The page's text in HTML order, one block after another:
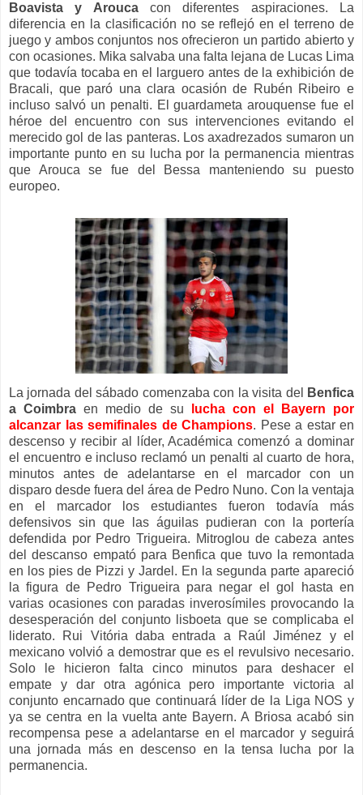
Boavista y Aroucacon diferentes aspiraciones. La
diferencia en la clasificación no se reflejó en el terreno de
juego y ambos conjuntos nos ofrecieron un partido abierto y
con ocasiones. Mika salvaba una falta lejana de Lucas Lima
que todavía tocaba en el larguero antes de la exhibición de
Bracali, que paró una clara ocasión de Rubén Ribeiro e
incluso salvó un penalti. El guardameta arouquense fue el
héroe del encuentro con sus intervenciones evitando el
merecido gol de las panteras. Los axadrezados sumaron un
importante punto en su lucha por la permanencia mientras
que Arouca se fue del Bessa manteniendo su puesto
europeo.
La jornada del sábado comenzaba con la visita del
Benfica
a Coimbra en medio de su
lucha con el Bayern por
alcanzar las semifinales de Champions. Pese a estar en
descenso y recibir al líder, Académica comenzó a dominar
el encuentro e incluso reclamó un penalti al cuarto de hora,
minutos antes de adelantarse en el marcador con un
disparo desde fuera del área de Pedro Nuno. Con la ventaja
en el marcador los estudiantes fueron todavía más
defensivos sin que las águilas pudieran con la portería
defendida por Pedro Trigueira. Mitroglou de cabeza antes
del descanso empató para Benfica que tuvo la remontada
en los pies de Pizzi y Jardel. En la segunda parte apareció
la figura de Pedro Trigueira para negar el gol hasta en
varias ocasiones con paradas inverosímiles provocando la
desesperación del conjunto lisboeta que se complicaba el
liderato. Rui Vitória daba entrada a Raúl Jiménez y el
mexicano volvió a demostrar que es el revulsivo necesario.
Solo le hicieron falta cinco minutos para deshacer el
empate y dar otra agónica pero importante victoria al
conjunto encarnado que continuará líder de la Liga NOS y
ya se centra en la vuelta ante Bayern. A Briosa acabó sin
recompensa pese a adelantarse en el marcador y seguirá
una jornada más en descenso en la tensa lucha por la
permanencia.